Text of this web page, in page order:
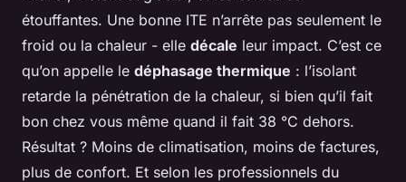
étouffantes. Une bonne ITE n’arrête pas seulement le
froid ou la chaleur - elle décale leur impact. C’est ce
qu’on appelle le déphasage thermique : l’isolant
retarde la pénétration de la chaleur, si bien qu’il fait
bon chez vous même quand il fait 38 °C dehors.
Résultat ? Moins de climatisation, moins de factures,
plus de confort. Et selon les professionnels du